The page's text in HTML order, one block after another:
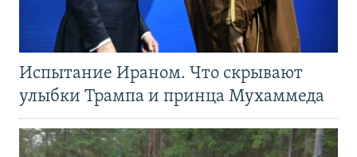
Испытание Ираном. Что скрывают
улыбки Трампа и принца Мухаммеда